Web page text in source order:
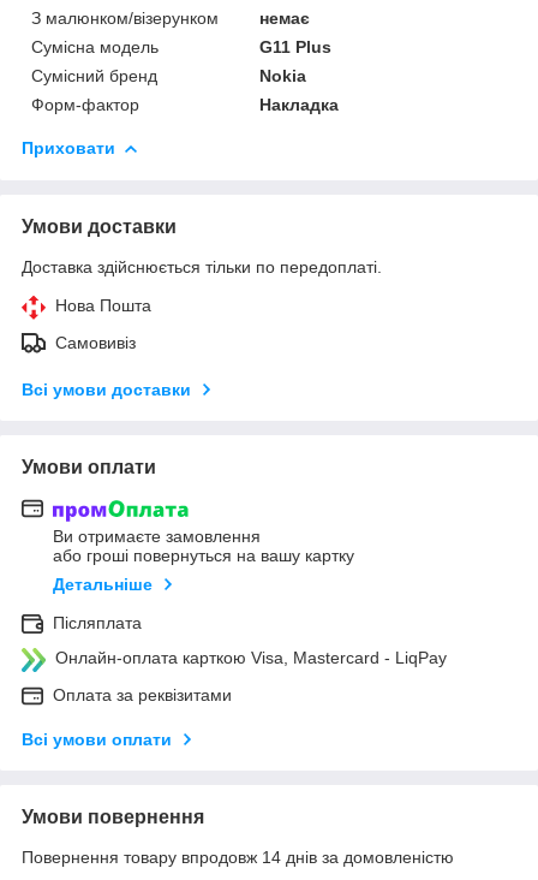
З малюнком/візерунком
немає
Сумісна модель
G11 Plus
Сумісний бренд
Nokia
Форм-фактор
Накладка
Приховати
Умови доставки
Доставка здійснюється тільки по передоплаті.
Нова Пошта
Самовивіз
Всі умови доставки
Умови оплати
Ви отримаєте замовлення
або гроші повернуться на вашу картку
Детальніше
Післяплата
Онлайн-оплата карткою Visa, Mastercard - LiqPay
Оплата за реквізитами
Всі умови оплати
Умови повернення
Повернення товару впродовж 14 днів за домовленістю